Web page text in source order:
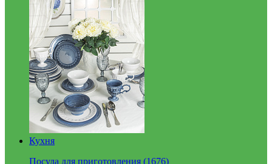
Кухня
Посуда для приготовления (1676)